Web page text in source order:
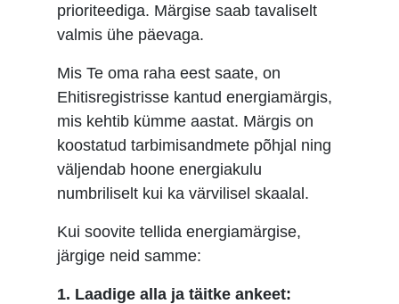
prioriteediga. Märgise saab tavaliselt
valmis ühe päevaga.
Mis Te oma raha eest saate, on
Ehitisregistrisse kantud energiamärgis,
mis kehtib kümme aastat. Märgis on
koostatud tarbimisandmete põhjal ning
väljendab hoone energiakulu
numbriliselt kui ka värvilisel skaalal.
Kui soovite tellida energiamärgise,
järgige neid samme:
1. Laadige alla ja täitke ankeet: